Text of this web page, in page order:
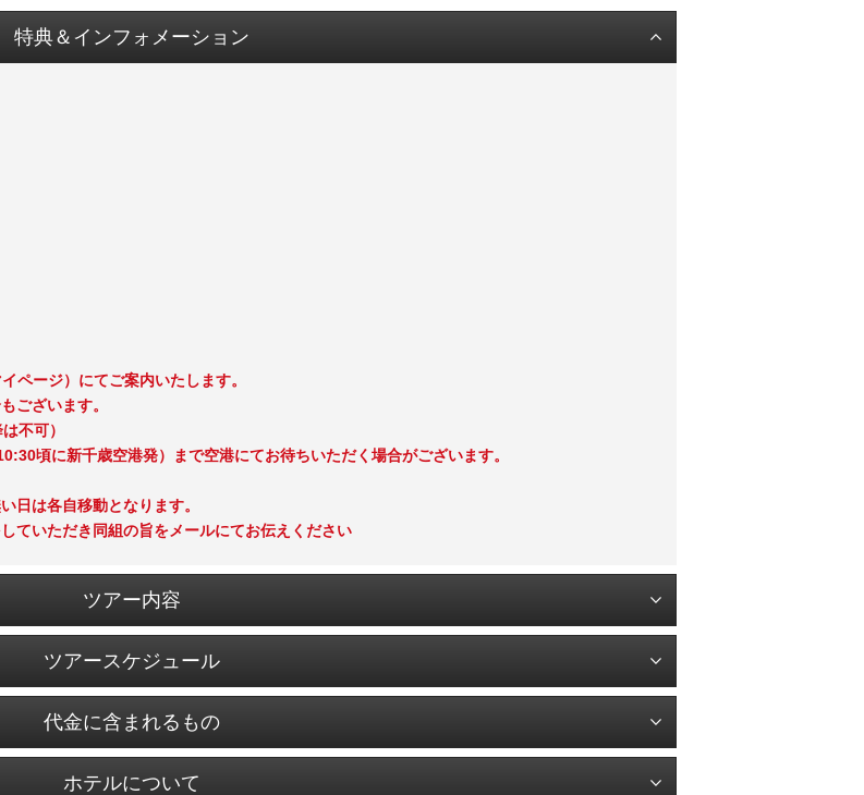
特典＆インフォメーション
ページ）にてご案内いたします。
ございます。
不可）
頃に新千歳空港発）まで空港にてお待ちいただく場合がございます。
日は各自移動となります。
ていただき同組の旨をメールにてお伝えください
ツアー内容
ツアースケジュール
代金に含まれるもの
ホテルについて